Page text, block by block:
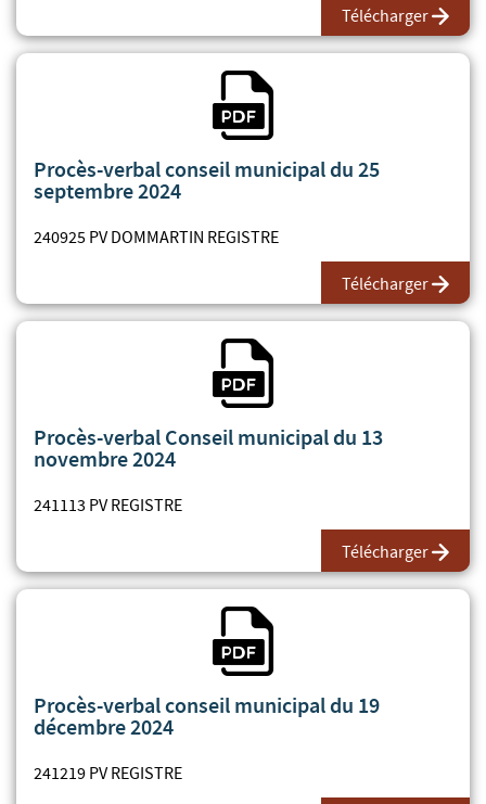
Télécharger
Procès-verbal conseil municipal du 25
septembre 2024
240925 PV DOMMARTIN REGISTRE
Télécharger
Procès-verbal Conseil municipal du 13
novembre 2024
241113 PV REGISTRE
Télécharger
Procès-verbal conseil municipal du 19
décembre 2024
241219 PV REGISTRE